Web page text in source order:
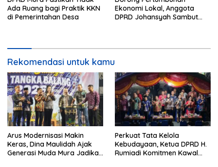
Ada Ruang bagi Praktik KKN
di Pemerintahan Desa
Ekonomi Lokal, Anggota
DPRD Johansyah Sambut
Rekomendasi untuk kamu
Arus Modernisasi Makin
Keras, Dina Maulidah Ajak
Generasi Muda Mura Jadikan
Perkuat Tata Kelola
Kebudayaan, Ketua DPRD H.
Rumiadi Komitmen Kawal